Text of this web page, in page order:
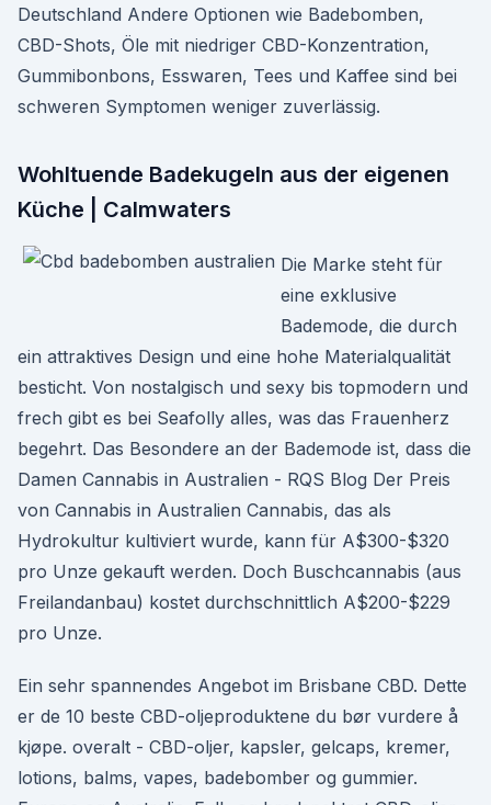
Deutschland Andere Optionen wie Badebomben,
CBD-Shots, Öle mit niedriger CBD-Konzentration,
Gummibonbons, Esswaren, Tees und Kaffee sind bei
schweren Symptomen weniger zuverlässig.
Wohltuende Badekugeln aus der eigenen
Küche | Calmwaters
Die Marke steht für
eine exklusive
Bademode, die durch
ein attraktives Design und eine hohe Materialqualität
besticht. Von nostalgisch und sexy bis topmodern und
frech gibt es bei Seafolly alles, was das Frauenherz
begehrt. Das Besondere an der Bademode ist, dass die
Damen Cannabis in Australien - RQS Blog Der Preis
von Cannabis in Australien Cannabis, das als
Hydrokultur kultiviert wurde, kann für A$300-$320
pro Unze gekauft werden. Doch Buschcannabis (aus
Freilandanbau) kostet durchschnittlich A$200-$229
pro Unze.
Ein sehr spannendes Angebot im Brisbane CBD. Dette
er de 10 beste CBD-oljeproduktene du bør vurdere å
kjøpe. overalt - CBD-oljer, kapsler, gelcaps, kremer,
lotions, balms, vapes, badebomber og gummier.